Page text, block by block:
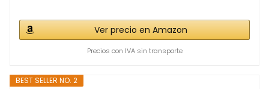
Ver precio en Amazon
Precios con IVA sin transporte
BEST SELLER NO. 2